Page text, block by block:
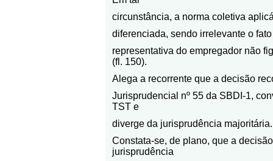
circunstância, a norma coletiva
diferenciada, sendo irrelevante o
representativa do empregador não
(fl. 150).
Alega a recorrente que a decisão
Jurisprudencial nº 55 da SBDI-1,
TST e
diverge da jurisprudência majoritária.
Constata-se, de plano, que a
jurisprudência